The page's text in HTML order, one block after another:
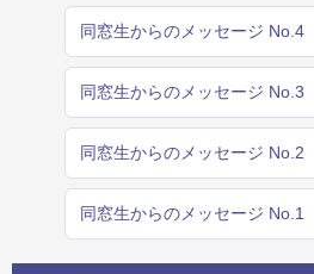
同窓生からのメッセージ No.4
同窓生からのメッセージ No.3
同窓生からのメッセージ No.2
同窓生からのメッセージ No.1